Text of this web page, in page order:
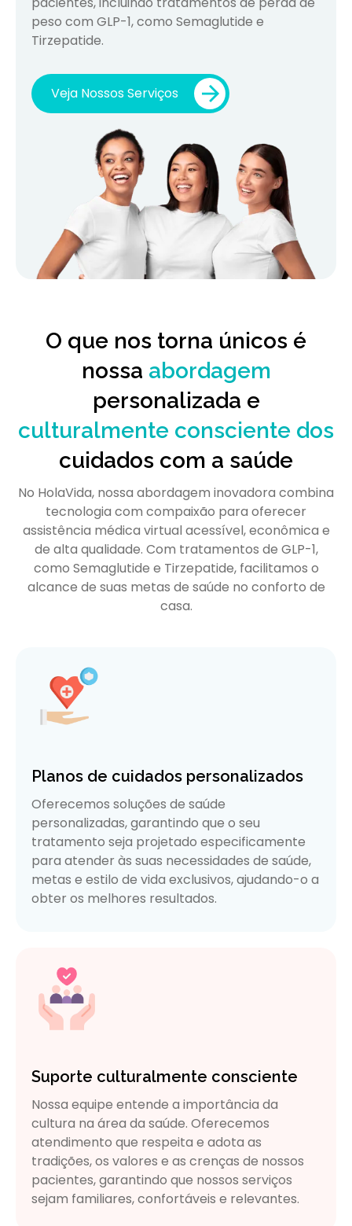
peso com GLP-1, como Semaglutide e
Tirzepatide.
Veja Nossos Serviços
O que nos torna únicos é
nossa abordagem
personalizada e
culturalmente consciente dos
cuidados com a saúde
No HolaVida, nossa abordagem inovadora combina
tecnologia com compaixão para oferecer
assistência médica virtual acessível, econômica e
de alta qualidade. Com tratamentos de GLP-1,
como Semaglutide e Tirzepatide, facilitamos o
alcance de suas metas de saúde no conforto de
casa.
Planos de cuidados personalizados
Oferecemos soluções de saúde
personalizadas, garantindo que o seu
tratamento seja projetado especificamente
para atender às suas necessidades de saúde,
metas e estilo de vida exclusivos, ajudando-o a
obter os melhores resultados.
Suporte culturalmente consciente
Nossa equipe entende a importância da
cultura na área da saúde. Oferecemos
atendimento que respeita e adota as
tradições, os valores e as crenças de nossos
pacientes, garantindo que nossos serviços
sejam familiares, confortáveis e relevantes.